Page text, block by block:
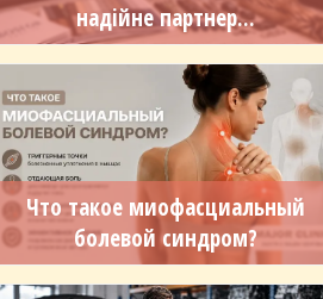
надійне партнер...
Что такое миофасциальный
болевой синдром?